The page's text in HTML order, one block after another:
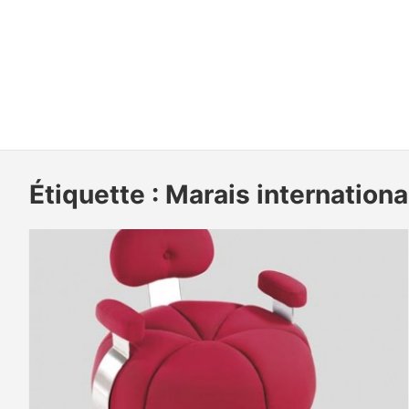
Étiquette : Marais